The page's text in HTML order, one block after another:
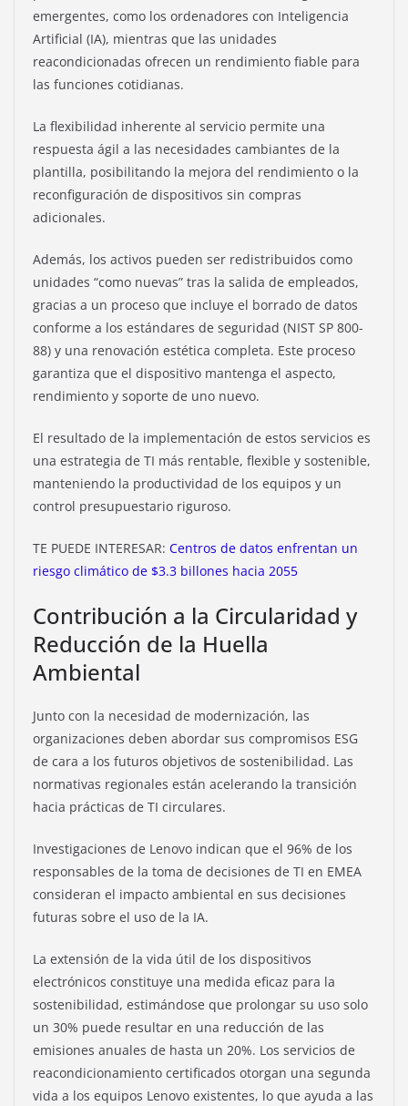
emergentes, como los ordenadores con Inteligencia
Artificial (IA), mientras que las unidades
reacondicionadas ofrecen un rendimiento fiable para
las funciones cotidianas.
La flexibilidad inherente al servicio permite una
respuesta ágil a las necesidades cambiantes de la
plantilla, posibilitando la mejora del rendimiento o la
reconfiguración de dispositivos sin compras
adicionales.
Además, los activos pueden ser redistribuidos como
unidades “como nuevas” tras la salida de empleados,
gracias a un proceso que incluye el borrado de datos
conforme a los estándares de seguridad (NIST SP 800-
88) y una renovación estética completa. Este proceso
garantiza que el dispositivo mantenga el aspecto,
rendimiento y soporte de uno nuevo.
El resultado de la implementación de estos servicios es
una estrategia de TI más rentable, flexible y sostenible,
manteniendo la productividad de los equipos y un
control presupuestario riguroso.
TE PUEDE INTERESAR: Centros de datos enfrentan un
riesgo climático de $3.3 billones hacia 2055
Contribución a la Circularidad y
Reducción de la Huella
Ambiental
Junto con la necesidad de modernización, las
organizaciones deben abordar sus compromisos ESG
de cara a los futuros objetivos de sostenibilidad. Las
normativas regionales están acelerando la transición
hacia prácticas de TI circulares.
Investigaciones de Lenovo indican que el 96% de los
responsables de la toma de decisiones de TI en EMEA
consideran el impacto ambiental en sus decisiones
futuras sobre el uso de la IA.
La extensión de la vida útil de los dispositivos
electrónicos constituye una medida eficaz para la
sostenibilidad, estimándose que prolongar su uso solo
un 30% puede resultar en una reducción de las
emisiones anuales de hasta un 20%. Los servicios de
reacondicionamiento certificados otorgan una segunda
vida a los equipos Lenovo existentes, lo que ayuda a las